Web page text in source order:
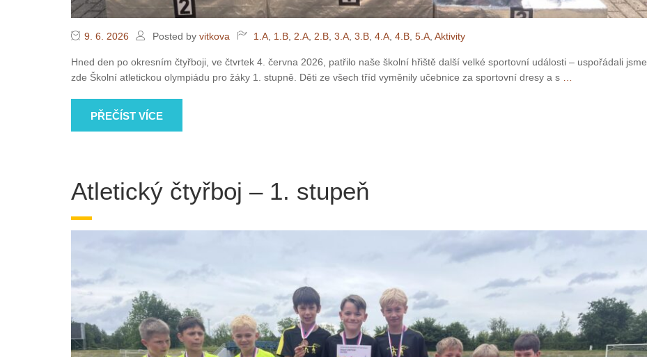
9. 6. 2026 Posted by vitkova 1.A, 1.B, 2.A, 2.B, 3.A, 3.B, 4.A, 4.B, 5.A, Aktivity
Hned den po okresním čtyřboji, ve čtvrtek 4. června 2026, patřilo naše školní hřiště další velké sportovní události – uspořádali jsme
zde Školní atletickou olympiádu pro žáky 1. stupně. Děti ze všech tříd vyměnily učebnice za sportovní dresy a s …
PŘEČÍST VÍCE
Atletický čtyřboj – 1. stupeň